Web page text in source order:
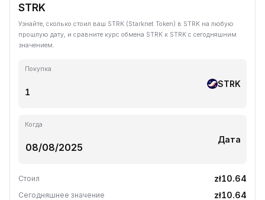
STRK
Узнайте, сколько стоил ваш STRK (Starknet Token) в STRK на любую
прошлую дату, и сравните курс обмена STRK к STRK с сегодняшним
значением.
Покупка
STRK
Когда
Дата
Стоил zł10.64
Сегодняшнее значение zł10.64